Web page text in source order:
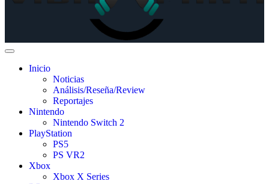
Inicio
Noticias
Análisis/Reseña/Review
Reportajes
Nintendo
Nintendo Switch 2
PlayStation
PS5
PS VR2
Xbox
Xbox X Series